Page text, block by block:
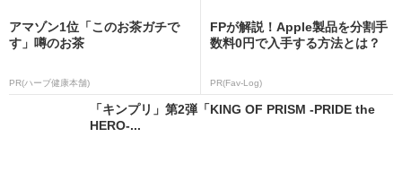
アマゾン1位「このお茶ガチで
す」噂のお茶
PR(ハーブ健康本舗)
FPが解説！Apple製品を分割手
数料0円で入手する方法とは？
PR(Fav-Log)
「キンプリ」第2弾「KING OF PRISM -PRIDE the
HERO-...